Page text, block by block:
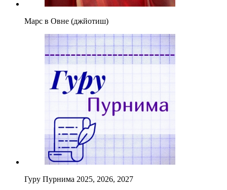
Марс в Овне (джйотиш)
Гуру Пурнима 2025, 2026, 2027